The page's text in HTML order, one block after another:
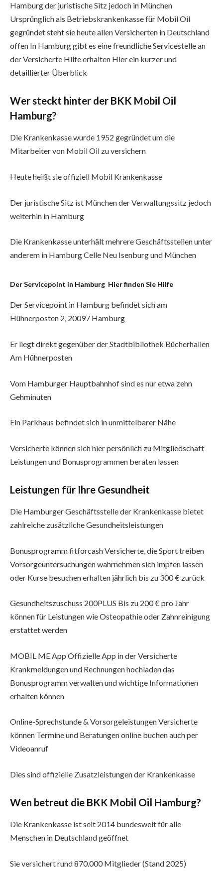
Hamburg der juristische Sitz jedoch in München
Ursprünglich als Betriebskrankenkasse für Mobil Oil
gegründet steht sie heute allen Versicherten in Deutschland
offen In Hamburg gibt es eine freundliche Servicestelle an
der Versicherte Hilfe erhalten Hier ein kurzer und
detaillierter Überblick
Wer steckt hinter der BKK Mobil Oil
Hamburg?
Die Krankenkasse wurde 1952 gegründet um die
Mitarbeiter von Mobil Oil zu versichern
Heute heißt sie offiziell Mobil Krankenkasse
Der juristische Sitz ist München der Verwaltungssitz jedoch
weiterhin in Hamburg
Die Krankenkasse unterhält mehrere Geschäftsstellen unter
anderem in Hamburg Celle Neu Isenburg und München
Der Servicepoint in Hamburg Hier finden Sie Hilfe
Der Servicepoint in Hamburg befindet sich am
Hühnerposten 2, 20097 Hamburg
Er liegt direkt gegenüber der Stadtbibliothek Bücherhallen
Am Hühnerposten
Vom Hamburger Hauptbahnhof sind es nur etwa zehn
Gehminuten
Ein Parkhaus befindet sich in unmittelbarer Nähe
Versicherte können sich hier persönlich zu Mitgliedschaft
Leistungen und Bonusprogrammen beraten lassen
Leistungen für Ihre Gesundheit
Die Hamburger Geschäftsstelle der Krankenkasse bietet
zahlreiche zusätzliche Gesundheitsleistungen
Bonusprogramm fitforcash Versicherte, die Sport treiben
Vorsorgeuntersuchungen wahrnehmen sich impfen lassen
oder Kurse besuchen erhalten jährlich bis zu 300 € zurück
Gesundheitszuschuss 200PLUS Bis zu 200 € pro Jahr
können für Leistungen wie Osteopathie oder Zahnreinigung
erstattet werden
MOBIL ME App Offizielle App in der Versicherte
Krankmeldungen und Rechnungen hochladen das
Bonusprogramm verwalten und wichtige Informationen
erhalten können
Online-Sprechstunde & Vorsorgeleistungen Versicherte
können Termine und Beratungen online buchen auch per
Videoanruf
Dies sind offizielle Zusatzleistungen der Krankenkasse
Wen betreut die BKK Mobil Oil Hamburg?
Die Krankenkasse ist seit 2014 bundesweit für alle
Menschen in Deutschland geöffnet
Sie versichert rund 870.000 Mitglieder (Stand 2025)